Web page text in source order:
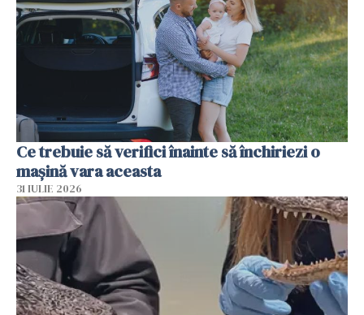
Ce trebuie să verifici înainte să închiriezi o
mașină vara aceasta
31 IULIE 2026